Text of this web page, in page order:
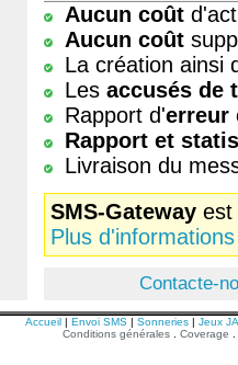
Aucun coût
Aucun coût
La création ainsi
Les accusés de
Rapport d'erreur
Rapport et
Livraison du
SMS-Gateway
Plus d'informations
Contacte-
Accueil | Envoi SMS | Sonneries | Jeux
Conditions générales. Coverage